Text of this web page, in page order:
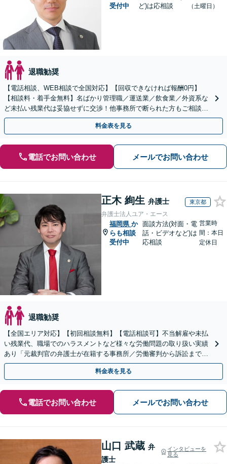
受付中
ど)は応相談
（土曜日）
退職勧奨
【電話相談、WEB相談で全国対応】【回収できなければ報酬0円】
【相談料・着手金無料】名ばかり管理職／運送業／飲食業／外資系な
ど未払い残業代は妥協せずに交渉！他事務所で断られた方もご相談く
ださい。【解決事例が豊富】土曜日も電話受付しています
料金表を見る
電話でお問い合わせ メールでお問い合わせ
正木 絢生 弁護士 東京都
弁護士法人ユア・エース
福岡県 か
らも相談
受付中
面談方法(対面・電
話・ビデオなど)は
応相談
営業時
間：本日
定休日
退職勧奨
【全国エリア対応】【初回相談無料】【電話相談可】不当解雇や未払
い残業代、職場でのハラスメントなど様々な労働問題の取り扱い実績
あり「元裁判官の弁護士が在籍する事務所／労働審判から訴訟まで、
裁判官経験を活かした最適な戦略を立案」
料金表を見る
電話でお問い合わせ メールでお問い合わせ
山口 武蔵 弁
護士
インタビューを
見る